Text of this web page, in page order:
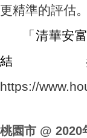
更精準的評估。
「清華安
結
https://
桃園市 @ 2020